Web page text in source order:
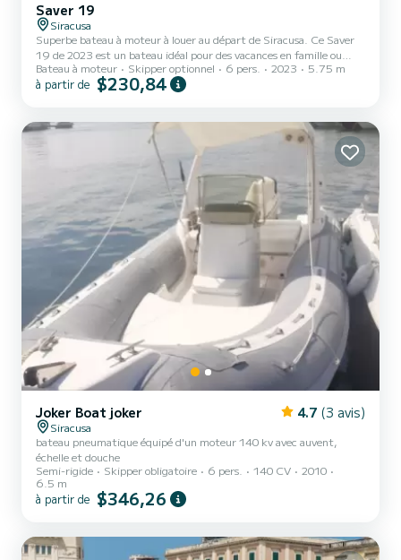
Saver 19
Siracusa
Superbe bateau à moteur à louer au départ de Siracusa. Ce Saver
19 de 2023 est un bateau idéal pour des vacances en famille ou
entre amis. Vous êtes assuré de passer une journée ou une semaine
d'exception sur ce bateau d'une longueur de 6 mètres. Sa capacité
SamBoat dans votre projet de vacances.
Bateau à moteur Skipper optionnel 6 pers. 2023 5.75 m
à partir de $230,84
Joker Boat joker 4.7 (3 avis)
Siracusa
bateau pneumatique équipé d'un moteur 140 kv avec auvent,
échelle et douche
Semi-rigide
Skipper obligatoire 6 pers. 140 CV
2010
6.5 m
à partir de $346,26